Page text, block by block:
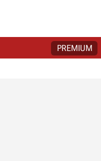
PREMIUM